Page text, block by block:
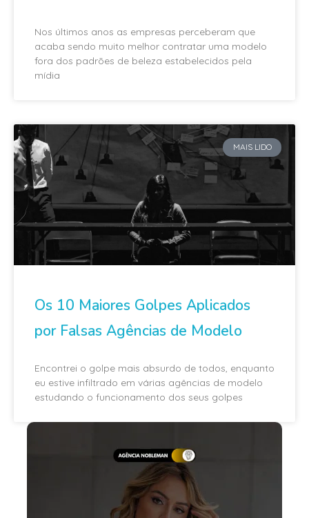
Nos últimos anos as empresas perceberam que
acaba sendo muito melhor contratar uma modelo
fora dos padrões de beleza estabelecidos pela
mídia
MAIS LIDO
Os 10 Maiores Golpes Aplicados
por Falsas Agências de Modelo
Encontrei o golpe mais absurdo de todos, enquanto
eu estive infiltrado em várias agências de modelo
estudando o funcionamento dos seus golpes